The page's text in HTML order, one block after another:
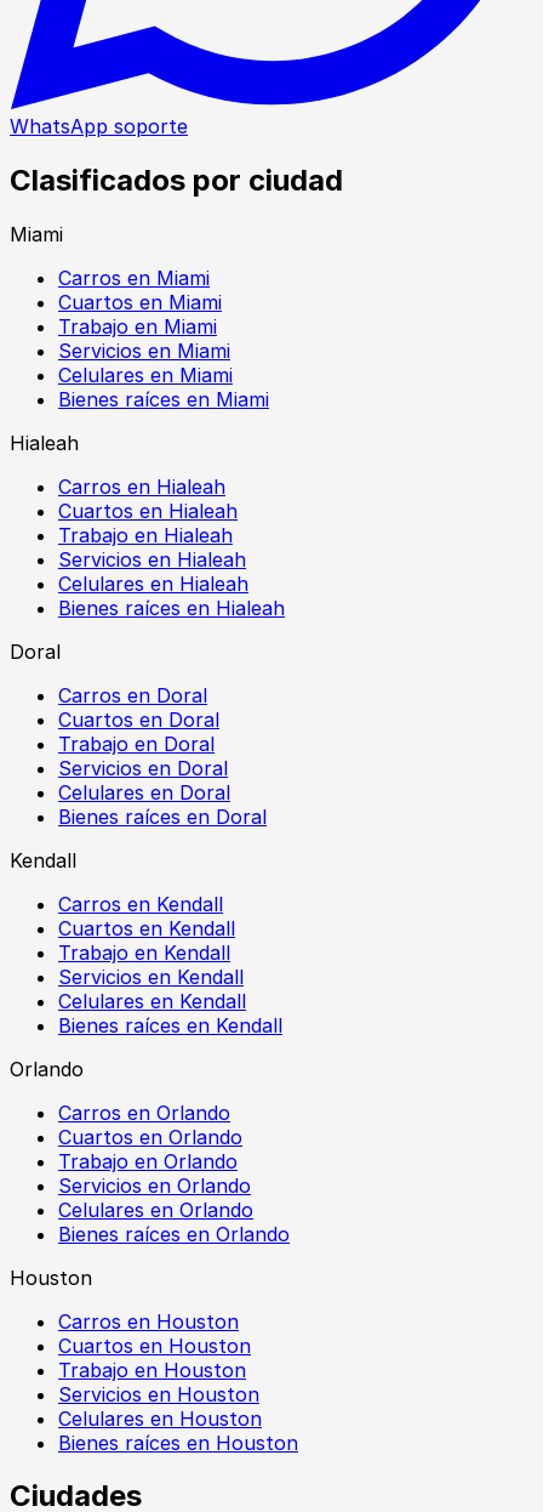
WhatsApp soporte
Clasificados por ciudad
Miami
Carros en Miami
Cuartos en Miami
Trabajo en Miami
Servicios en Miami
Celulares en Miami
Bienes raíces en Miami
Hialeah
Carros en Hialeah
Cuartos en Hialeah
Trabajo en Hialeah
Servicios en Hialeah
Celulares en Hialeah
Bienes raíces en Hialeah
Doral
Carros en Doral
Cuartos en Doral
Trabajo en Doral
Servicios en Doral
Celulares en Doral
Bienes raíces en Doral
Kendall
Carros en Kendall
Cuartos en Kendall
Trabajo en Kendall
Servicios en Kendall
Celulares en Kendall
Bienes raíces en Kendall
Orlando
Carros en Orlando
Cuartos en Orlando
Trabajo en Orlando
Servicios en Orlando
Celulares en Orlando
Bienes raíces en Orlando
Houston
Carros en Houston
Cuartos en Houston
Trabajo en Houston
Servicios en Houston
Celulares en Houston
Bienes raíces en Houston
Ciudades